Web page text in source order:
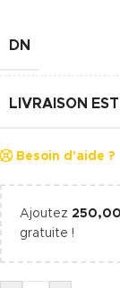
DN
LIVRAISON
Besoin d'aide ?
Ajoutez 250,00
gratuite !